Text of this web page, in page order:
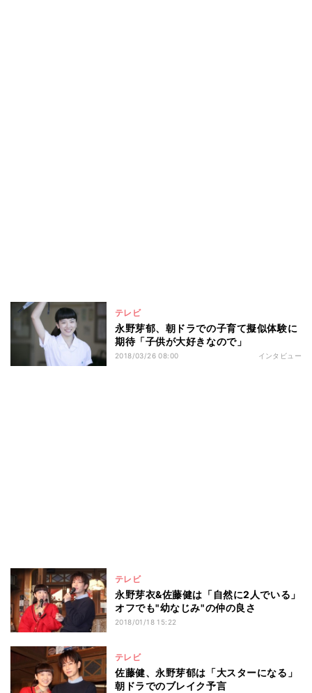
テレビ
永野芽郁、朝ドラでの子育て擬似体験に
期待「子供が大好きなので」
2018/03/26 08:00 インタビュー
テレビ
永野芽衣&佐藤健は「自然に2人でいる」
オフでも"幼なじみ"の仲の良さ
2018/01/18 15:22
テレビ
佐藤健、永野芽郁は「大スターになる」
朝ドラでのブレイク予言